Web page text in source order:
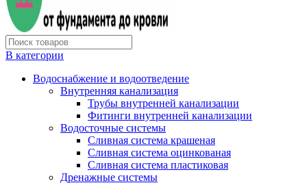
В категории
Водоснабжение и водоотведение
Внутренняя канализация
Трубы внутренней канализации
Фитинги внутренней канализации
Водосточные системы
Сливная система крашеная
Сливная система оцинкованая
Сливная система пластиковая
Дренажные системы